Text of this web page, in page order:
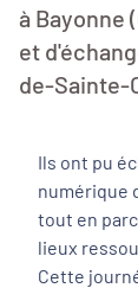
à Bayonne
et
de-Sainte-
Ils ont pu
numérique
tout en
lieux
Cette